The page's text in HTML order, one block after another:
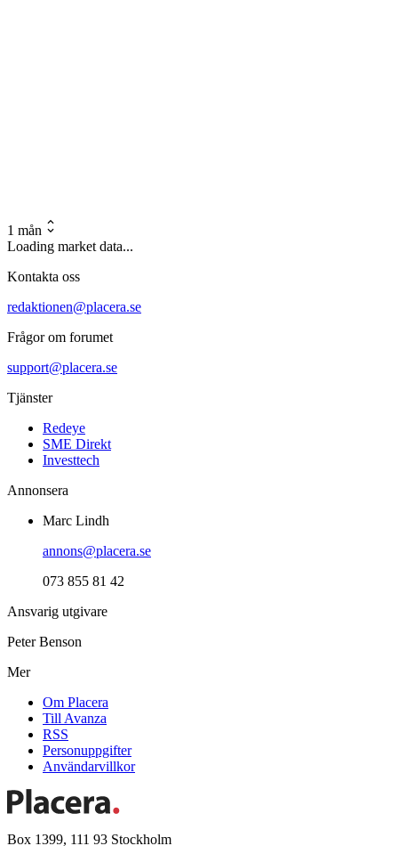
1 mån
Loading market data...
Kontakta oss
redaktionen@placera.se
Frågor om forumet
support@placera.se
Tjänster
Redeye
SME Direkt
Investtech
Annonsera
Marc Lindh
annons@placera.se
073 855 81 42
Ansvarig utgivare
Peter Benson
Mer
Om Placera
Till Avanza
RSS
Personuppgifter
Användarvillkor
Box 1399, 111 93 Stockholm